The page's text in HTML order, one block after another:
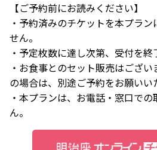
【ご予約前にお読みください】
・予約済みのチケットを本プラ
せん。
・予定枚数に達し次第、受付を終
・お食事とのセット販売はござ
の場合は、別途ご予約をお願いい
・本プランは、お電話・窓口で
ん。